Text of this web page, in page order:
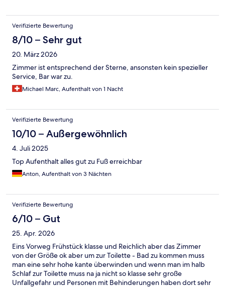
Verifizierte Bewertung
8/10 – Sehr gut
20. März 2026
Zimmer ist entsprechend der Sterne, ansonsten kein spezieller
Service, Bar war zu.
Michael Marc, Aufenthalt von 1 Nacht
Verifizierte Bewertung
10/10 – Außergewöhnlich
4. Juli 2025
Top Aufenthalt alles gut zu Fuß erreichbar
Anton, Aufenthalt von 3 Nächten
Verifizierte Bewertung
6/10 – Gut
25. Apr. 2026
Eins Vorweg Frühstück klasse und Reichlich aber das Zimmer
von der Größe ok aber um zur Toilette - Bad zu kommen muss
man eine sehr hohe kante überwinden und wenn man im halb
Schlaf zur Toilette muss na ja nicht so klasse sehr große
Unfallgefahr und Personen mit Behinderungen haben dort sehr